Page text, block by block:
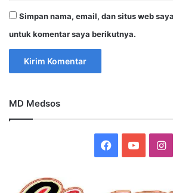
Simpan nama, email, dan situs web
untuk komentar saya berikutnya.
MD Medsos
Facebook